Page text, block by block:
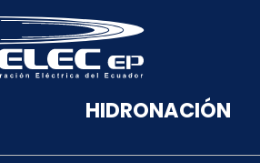
HIDRONACIÓN